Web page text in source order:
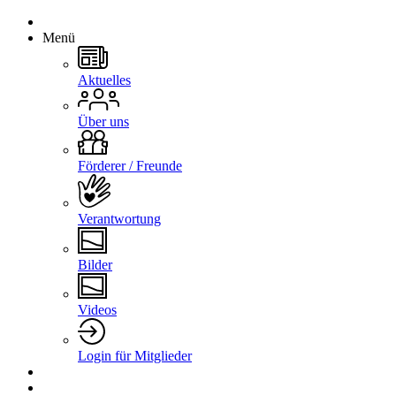
Menü
Aktuelles
Über uns
Förderer / Freunde
Verantwortung
Bilder
Videos
Login für Mitglieder